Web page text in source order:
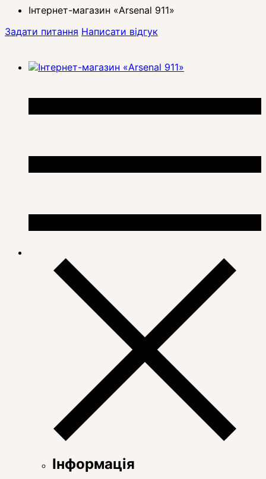
Інтернет-магазин «Arsenal 911»
Задати питання Написати відгук
Інформація